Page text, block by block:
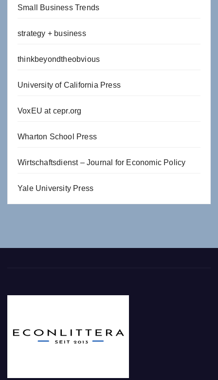
Small Business Trends
strategy + business
thinkbeyondtheobvious
University of California Press
VoxEU at cepr.org
Wharton School Press
Wirtschaftsdienst – Journal for Economic Policy
Yale University Press